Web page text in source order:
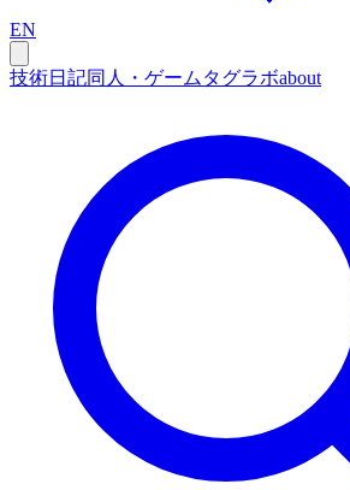
EN
技術日記同人・ゲーム タグラボabout